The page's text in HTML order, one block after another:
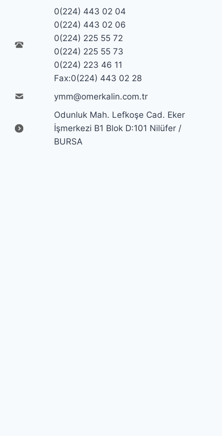
0(224) 443 02 04
0(224) 443 02 06
0(224) 225 55 72
0(224) 225 55 73
0(224) 223 46 11
Fax:0(224) 443 02 28
ymm@omerkalin.com.tr
Odunluk Mah. Lefkoşe Cad. Eker
İşmerkezi B1 Blok D:101 Nilüfer /
BURSA